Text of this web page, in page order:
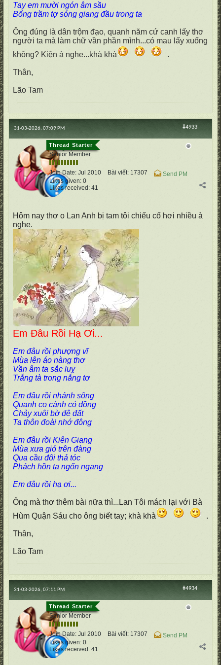
Tay em mười ngón âm sầu
Bổng trầm tợ sóng giang đầu trong ta
Ông đúng là dân trộm đạo, quanh năm cứ canh lấy thơ
người ta mà làm chữ vần phần mình...có mau lấy xuống
không? Kiện à nghe...khà khà
.
Thân,
Lão Tam
#4933
31-03-2026, 07:09 PM
cố Quận
Senior Member
Join Date: Jul 2010 Bài viết: 17307
Send PM
Likes given: 0
Likes received: 41
Hôm nay thơ o Lan Anh bị tam tôi chiếu cố hơi nhiều à
nghe.
Em Đâu Rồi Hạ Ơi...
Em đâu rồi phượng vĩ
Mùa lên áo nàng thơ
Vần âm ta sắc luỵ
Trắng tà trong nắng tơ
Em đâu rồi nhánh sông
Quanh co cánh cỏ đồng
Chảy xuôi bờ đê đất
Ta thôn đoài nhớ đông
Em đâu rồi Kiên Giang
Mùa xưa gió trên đàng
Qua cầu đôi thả tóc
Phách hồn ta ngổn ngang
Em đâu rồi hạ ơi...
Ông mà thơ thêm bài nữa thì...Lan Tôi mách lại với Bà
Hùm Quận Sáu cho ông biết tay; khà khà
.
Thân,
Lão Tam
#4934
31-03-2026, 07:11 PM
cố Quận
Senior Member
Join Date: Jul 2010 Bài viết: 17307
Send PM
Likes given: 0
Likes received: 41